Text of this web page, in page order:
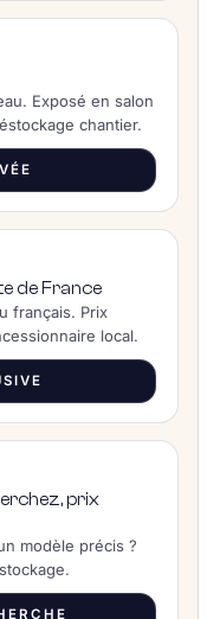
Exposé en salon
chantier.
de France
français. Prix
local.
prix
modèle précis ?